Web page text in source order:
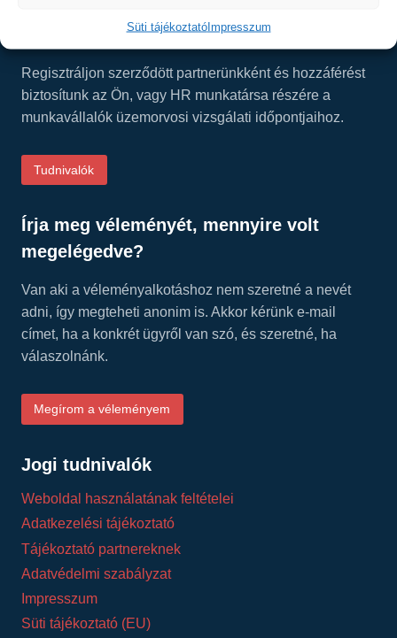
Süti tájékoztatóImpresszum
Üzemorvosi szolgálat cégek részére
Regisztráljon szerződött partnerünkként és hozzáférést
biztosítunk az Ön, vagy HR munkatársa részére a
munkavállalók üzemorvosi vizsgálati időpontjaihoz.
Tudnivalók
Írja meg véleményét, mennyire volt
megelégedve?
Van aki a véleményalkotáshoz nem szeretné a nevét
adni, így megteheti anonim is. Akkor kérünk e-mail
címet, ha a konkrét ügyről van szó, és szeretné, ha
válaszolnánk.
Megírom a véleményem
Jogi tudnivalók
Weboldal használatának feltételei
Adatkezelési tájékoztató
Tájékoztató partnereknek
Adatvédelmi szabályzat
Impresszum
Süti tájékoztató (EU)